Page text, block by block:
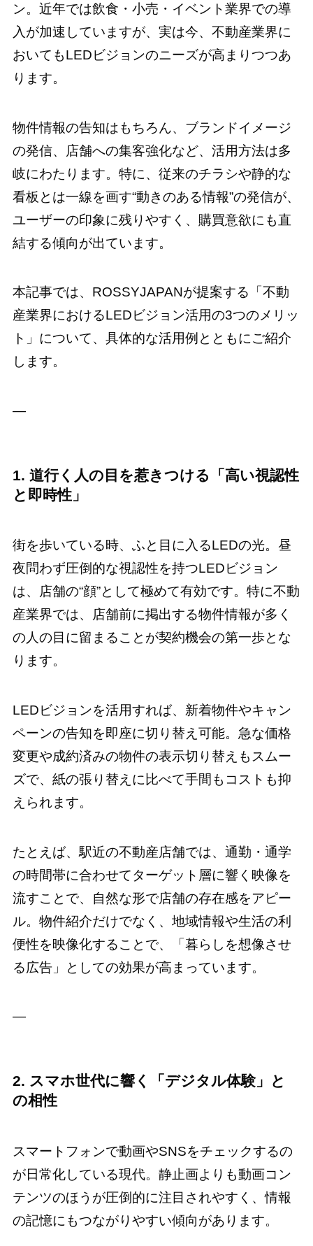
ン。近年では飲食・小売・イベント業界での導
入が加速していますが、実は今、不動産業界に
おいてもLEDビジョンのニーズが高まりつつあ
ります。
物件情報の告知はもちろん、ブランドイメージ
の発信、店舗への集客強化など、活用方法は多
岐にわたります。特に、従来のチラシや静的な
看板とは一線を画す“動きのある情報”の発信が、
ユーザーの印象に残りやすく、購買意欲にも直
結する傾向が出ています。
本記事では、ROSSYJAPANが提案する「不動
産業界におけるLEDビジョン活用の3つのメリッ
ト」について、具体的な活用例とともにご紹介
します。
—
1. 道行く人の目を惹きつける「高い視認性
と即時性」
街を歩いている時、ふと目に入るLEDの光。昼
夜問わず圧倒的な視認性を持つLEDビジョン
は、店舗の“顔”として極めて有効です。特に不動
産業界では、店舗前に掲出する物件情報が多く
の人の目に留まることが契約機会の第一歩とな
ります。
LEDビジョンを活用すれば、新着物件やキャン
ペーンの告知を即座に切り替え可能。急な価格
変更や成約済みの物件の表示切り替えもスムー
ズで、紙の張り替えに比べて手間もコストも抑
えられます。
たとえば、駅近の不動産店舗では、通勤・通学
の時間帯に合わせてターゲット層に響く映像を
流すことで、自然な形で店舗の存在感をアピー
ル。物件紹介だけでなく、地域情報や生活の利
便性を映像化することで、「暮らしを想像させ
る広告」としての効果が高まっています。
—
2. スマホ世代に響く「デジタル体験」と
の相性
スマートフォンで動画やSNSをチェックするの
が日常化している現代。静止画よりも動画コン
テンツのほうが圧倒的に注目されやすく、情報
の記憶にもつながりやすい傾向があります。